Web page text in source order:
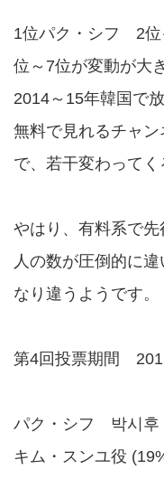
1位パク・シフ 2
位～7位が変動が大
2014～15年韓国で
無料で見れるチャ
で、若干変わってく
やはり、有料系で
人の数が圧倒的に
なり違うようです。
第4回投票期間
パク・シフ 박시
キム・スンユ役